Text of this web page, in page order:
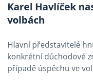
Karel Havlíček
volbách
Hlavní představitelé
konkrétní důchodové
případě úspěchu ve